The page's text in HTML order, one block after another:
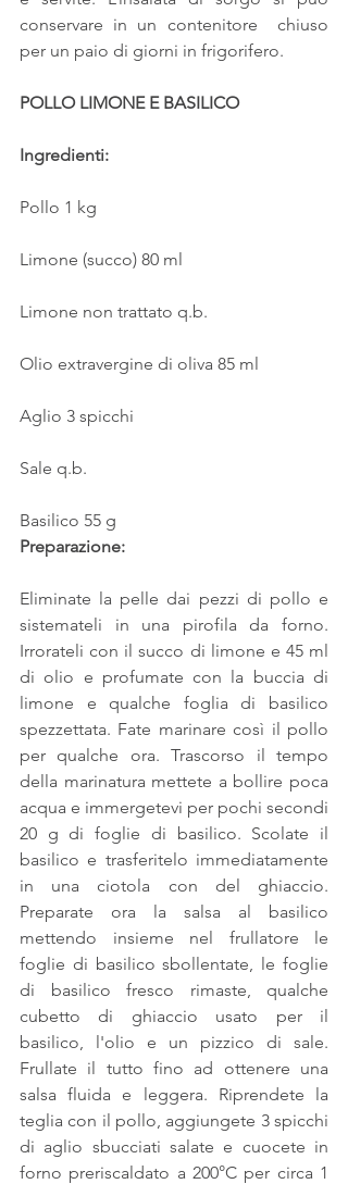
conservare in un contenitore  chiuso
per un paio di giorni in frigorifero.
POLLO LIMONE E BASILICO
Ingredienti:
Pollo 1 kg
Limone (succo) 80 ml
Limone non trattato q.b.
Olio extravergine di oliva 85 ml
Aglio 3 spicchi
Sale q.b.
Basilico 55 g
Preparazione:
Eliminate la pelle dai pezzi di pollo e
sistemateli in una pirofila da forno.
Irrorateli con il succo di limone e 45 ml
di olio e profumate con la buccia di
limone e qualche foglia di basilico
spezzettata. Fate marinare così il pollo
per qualche ora. Trascorso il tempo
della marinatura mettete a bollire poca
acqua e immergetevi per pochi secondi
20 g di foglie di basilico. Scolate il
basilico e trasferitelo immediatamente
in una ciotola con del ghiaccio.
Preparate ora la salsa al basilico
mettendo insieme nel frullatore le
foglie di basilico sbollentate, le foglie
di basilico fresco rimaste, qualche
cubetto di ghiaccio usato per il
basilico, l'olio e un pizzico di sale.
Frullate il tutto fino ad ottenere una
salsa fluida e leggera. Riprendete la
teglia con il pollo, aggiungete 3 spicchi
di aglio sbucciati salate e cuocete in
forno preriscaldato a 200°C per circa 1